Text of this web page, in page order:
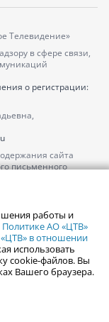
Телевидение»
в сфере связи,
о регистрации:
сайта
письменного
по тел.
«Афиша»
сайта
данных
работы и
АО «ЦТВ»
в отношении
использовать
cookie-файлов. Вы
Вашего браузера.